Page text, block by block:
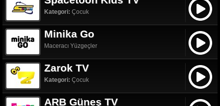
Kategori: Çocuk
Minika Go
Maceracı Yüzgeçler
Zarok TV
Kategori: Çocuk
ARB Güneş TV